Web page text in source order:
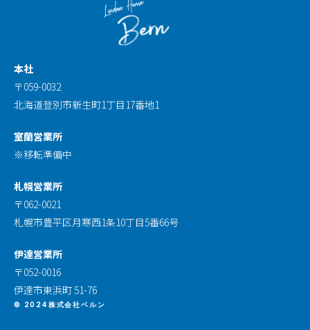
本社
〒059-0032
北海道登別市新生町1丁目17番地1
室蘭営業所
※移転準備中
札幌営業所
〒062-0021
札幌市豊平区月寒西1条10丁目5番66号
伊達営業所
〒052-0016
伊達市東浜町 51-76
© 2024株式会社ベルン